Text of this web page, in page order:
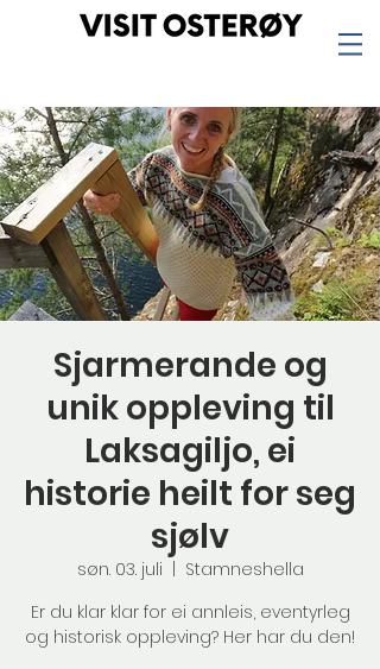
Sjarmerande og
unik oppleving til
Laksagiljo, ei
historie heilt for seg
sjølv
søn. 03. juli
Stamneshella
Er du klar klar for ei annleis, eventyrleg
og historisk oppleving? Her har du den!